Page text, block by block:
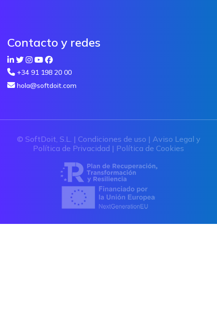
Contacto y redes
+34 91 198 20 00
hola@softdoit.com
© SoftDoit, S.L. | Condiciones de uso | Aviso Legal y
Política de Privacidad | Política de Cookies